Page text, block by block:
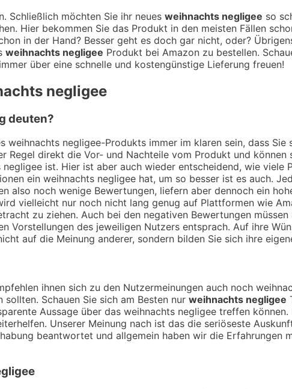
Schließlich möchten Sie ihr neues weihnachts negligee so
Hier bekommen Sie das Produkt in den meisten Fällen
in der Hand? Besser geht es doch gar nicht, oder?
weihnachts negligee Produkt bei Amazon zu bestellen.
über eine schnelle und kostengünstige Lieferung freuen!
negligee
deuten?
negligee-Produkts immer im klaren sein, dass Sie
direkt die Vor- und Nachteile vom Produkt und können
ist. Hier ist aber auch wieder entscheidend, wie viele
ein weihnachts negligee hat, um so besser ist es auch.
noch wenige Bewertungen, liefern aber dennoch ein
vielleicht nur noch nicht lang genug auf Plattformen wie
zu ziehen. Auch bei den negativen Bewertungen
des jeweiligen Nutzers entsprach. Auf ihre
auf die Meinung anderer, sondern bilden Sie sich ihre
ihnen sich zu den Nutzermeinungen auch noch
Schauen Sie sich am Besten nur weihnachts negligee
Aussage über das weihnachts negligee treffen
Unserer Meinung nach ist das die seriöseste
beantwortet und allgemein haben wir die Erfahrungen